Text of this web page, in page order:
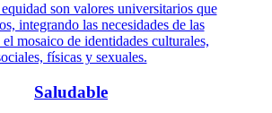
son valores universitarios que
integrando las necesidades de las
el mosaico de identidades culturales,
físicas y sexuales.
Saludable